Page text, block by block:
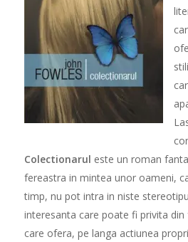
Colectionarul este un roman
fereastra in mintea unor oameni,
timp, nu pot intra in niste
interesanta care poate fi privita
care ofera, pe langa actiunea